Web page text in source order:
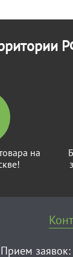
на
Прием заявок: